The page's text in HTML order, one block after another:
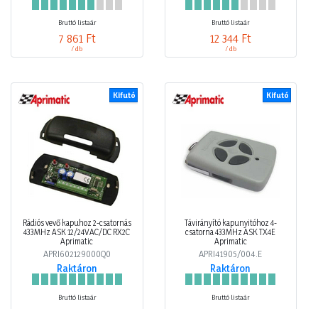
Bruttó listaár
7 861 Ft
/ db
Bruttó listaár
12 344 Ft
/ db
Kifutó
Rádiós vevő kapuhoz 2-csatornás
433MHz ASK 12/24VAC/DC RX2C
Aprimatic
APRI602129000Q0
Raktáron
Bruttó listaár
Kifutó
Távirányító kapunyitóhoz 4-
csatorna 433MHz ASK TX4E
Aprimatic
APRI41905/004.E
Raktáron
Bruttó listaár